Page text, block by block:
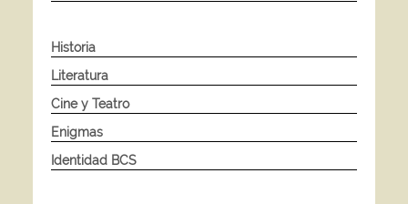
Historia
Literatura
Cine y Teatro
Enigmas
Identidad BCS